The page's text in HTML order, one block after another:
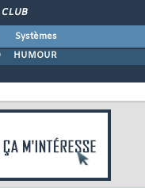
CLUB
Systèmes
HUMOUR